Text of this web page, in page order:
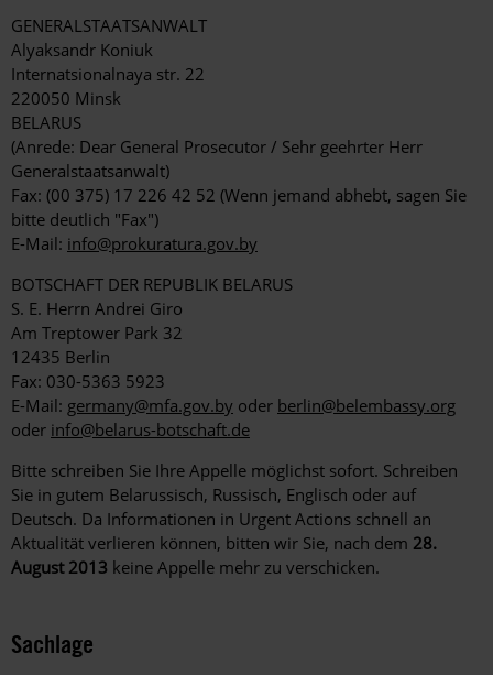
GENERALSTAATSANWALT
Alyaksandr Koniuk
Internatsionalnaya str. 22
220050 Minsk
BELARUS
(Anrede: Dear General Prosecutor / Sehr geehrter Herr
Generalstaatsanwalt)
Fax: (00 375) 17 226 42 52 (Wenn jemand abhebt, sagen Sie
bitte deutlich "Fax")
E-Mail: info@prokuratura.gov.by
BOTSCHAFT DER REPUBLIK BELARUS
S. E. Herrn Andrei Giro
Am Treptower Park 32
12435 Berlin
Fax: 030-5363 5923
E-Mail: germany@mfa.gov.by oder berlin@belembassy.org
oder info@belarus-botschaft.de
Bitte schreiben Sie Ihre Appelle möglichst sofort. Schreiben
Sie in gutem Belarussisch, Russisch, Englisch oder auf
Deutsch. Da Informationen in Urgent Actions schnell an
Aktualität verlieren können, bitten wir Sie, nach dem 28.
August 2013 keine Appelle mehr zu verschicken.
Sachlage